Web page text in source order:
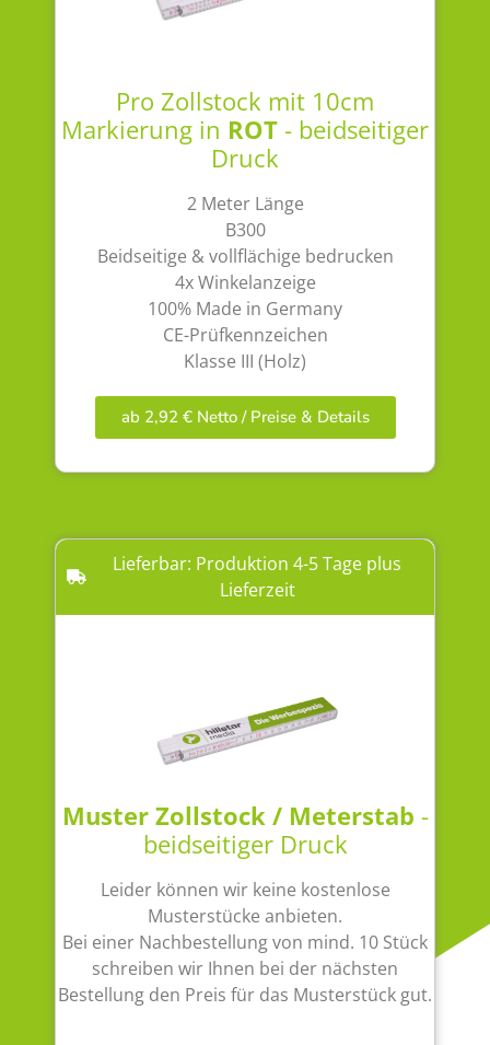
Pro Zollstock mit 10cm
Markierung in ROT- beidseitiger
Druck
2 Meter Länge
B300
Beidseitige & vollflächige bedrucken
4x Winkelanzeige
100% Made in Germany
CE-Prüfkennzeichen
Klasse III (Holz)
ab 2,92 € Netto / Preise & Details
Lieferbar: Produktion 4-5 Tage plus
Lieferzeit
Muster Zollstock / Meterstab -
beidseitiger Druck
Leider können wir keine kostenlose
Musterstücke anbieten.
Bei einer Nachbestellung von mind. 10 Stück
schreiben wir Ihnen bei der nächsten
Bestellung den Preis für das Musterstück gut.